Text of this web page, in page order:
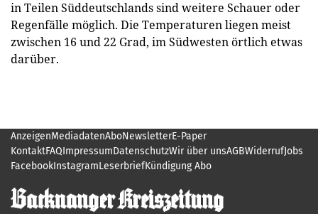
in Teilen Süddeutschlands sind weitere Schauer oder
Regenfälle möglich. Die Temperaturen liegen meist
zwischen 16 und 22 Grad, im Südwesten örtlich etwas
darüber.
AnzeigenMediadatenAboNewsletterE-Paper
KontaktFAQImpressumDatenschutzWir über unsAGBWiderrufJobs
FacebookInstagramLeserbriefKündigung Abo